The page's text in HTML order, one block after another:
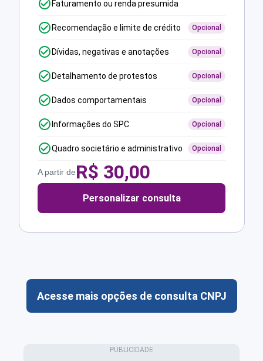
Faturamento ou renda presumida
Recomendação e limite de crédito Opcional
Dívidas, negativas e anotações Opcional
Detalhamento de protestos Opcional
Dados comportamentais Opcional
Informações do SPC Opcional
Quadro societário e administrativo Opcional
A partir deR$ 30,00
Personalizar consulta
Acesse mais opções de consulta CNPJ